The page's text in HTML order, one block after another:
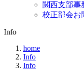
関西支部事
校正部会お
Info
home
Info
Info